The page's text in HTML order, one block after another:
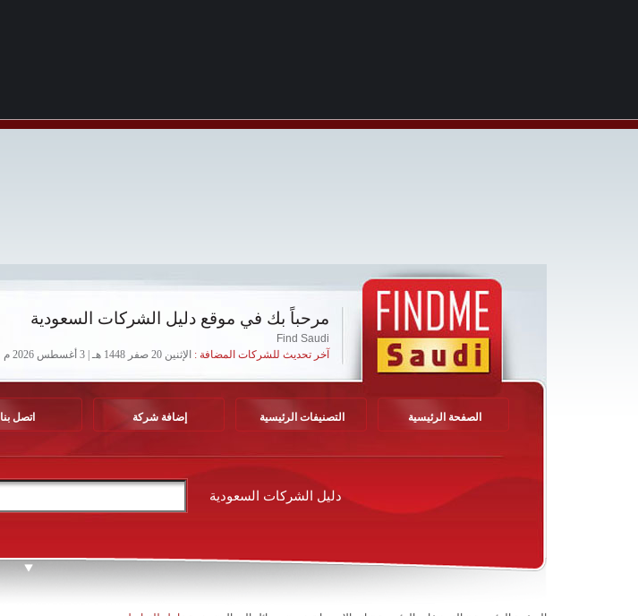
مرحباً بك في موقع دليل الشركات السعودية
Find Saudi
آخر تحديث للشركات المضافة : الإثنين 20 صفر 1448 هـ | 3 أغسطس 2026 م
الصفحة الرئيسية التصنيفات الرئيسية إضافة شركة اتصل بنا
دليل الشركات السعودية